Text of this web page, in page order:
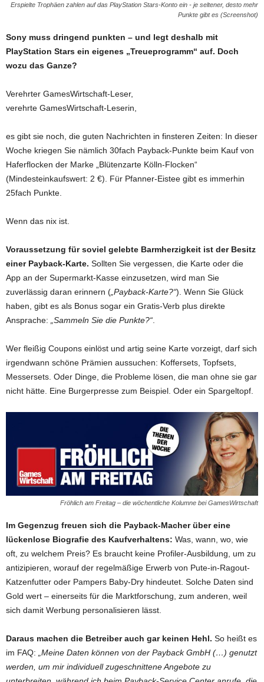
Erspielte Trophäen zahlen auf das PlayStation Stars-Konto ein - je seltener, desto mehr
Punkte gibt es (Screenshot)
Sony muss dringend punkten – und legt deshalb mit
PlayStation Stars ein eigenes „Treueprogramm“ auf. Doch
wozu das Ganze?
Verehrter GamesWirtschaft-Leser,
verehrte GamesWirtschaft-Leserin,
es gibt sie noch, die guten Nachrichten in finsteren Zeiten: In dieser
Woche kriegen Sie nämlich 30fach Payback-Punkte beim Kauf von
Haferflocken der Marke „Blütenzarte Kölln-Flocken“
(Mindesteinkaufswert: 2 €). Für Pfanner-Eistee gibt es immerhin
25fach Punkte.
Wenn das nix ist.
Voraussetzung für soviel gelebte Barmherzigkeit ist der Besitz
einer Payback-Karte. Sollten Sie vergessen, die Karte oder die
App an der Supermarkt-Kasse einzusetzen, wird man Sie
zuverlässig daran erinnern ( „Payback-Karte?“). Wenn Sie Glück
haben, gibt es als Bonus sogar ein Gratis-Verb plus direkte
Ansprache:
„Sammeln Sie die Punkte?“
Wer fleißig Coupons einlöst und artig seine Karte vorzeigt, darf sich
irgendwann schöne Prämien aussuchen: Koffersets, Topfsets,
Messersets. Oder Dinge, die Probleme lösen, die man ohne sie gar
nicht hätte. Eine Burgerpresse zum Beispiel. Oder ein Spargeltopf.
Fröhlich am Freitag – die wöchentliche Kolumne bei GamesWirtschaft
Im Gegenzug freuen sich die Payback-Macher über eine
lückenlose Biografie des Kaufverhaltens: Was, wann, wo, wie
oft, zu welchem Preis? Es braucht keine Profiler-Ausbildung, um zu
antizipieren, worauf der regelmäßige Erwerb von Pute-in-Ragout-
Katzenfutter oder Pampers Baby-Dry hindeutet. Solche Daten sind
Gold wert – einerseits für die Marktforschung, zum anderen, weil
sich damit Werbung personalisieren lässt.
Daraus machen die Betreiber auch gar keinen Hehl. So heißt es
im FAQ:
„Meine Daten können von der Payback GmbH (…) genutzt
werden, um mir individuell zugeschnittene Angebote zu